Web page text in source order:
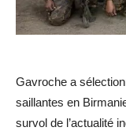
Gavroche a
saillantes en
survol de l’actualité